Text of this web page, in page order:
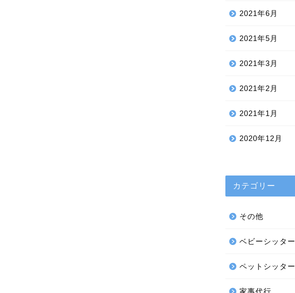
2021年6月
2021年5月
2021年3月
2021年2月
2021年1月
2020年12月
カテゴリー
その他
ベビーシッター
ペットシッター
家事代行